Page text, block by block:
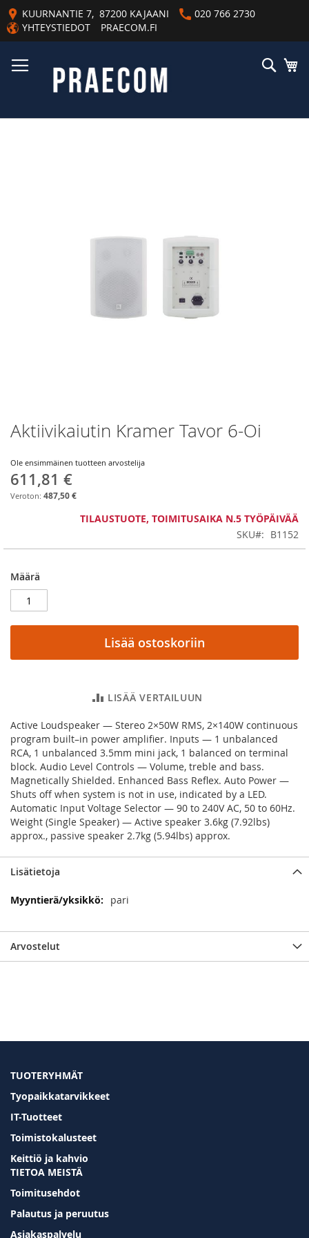
Skip
to
Content
KUURNANTIE 7, 87200 KAJAANI
020 766 2730
YHTEYSTIEDOT
PRAECOM.FI
Haku
Skip
to
beginning
of
the
Aktiivikaiutin Kramer Tavor 6-Oi
Ole ensimmäinen tuotteen arvostelija
611,81 €
487,50 €
TILAUSTUOTE, TOIMITUSAIKA N.5 TYÖPÄIVÄÄ
SKU
B1152
Määrä
Lisää ostoskoriin
LISÄÄ VERTAILUUN
Active Loudspeaker — Stereo 2×50W RMS, 2×140W continuous
program built–in power amplifier. Inputs — 1 unbalanced
RCA, 1 unbalanced 3.5mm mini jack, 1 balanced on terminal
block. Audio Level Controls — Volume, treble and bass.
Magnetically Shielded. Enhanced Bass Reflex. Auto Power —
Shuts off when system is not in use, indicated by a LED.
Automatic Input Voltage Selector — 90 to 240V AC, 50 to 60Hz.
Weight (Single Speaker) — Active speaker 3.6kg (7.92lbs)
approx., passive speaker 2.7kg (5.94lbs) approx.
Lisätietoja
Lisätietoja pari
Arvostelut
TUOTERYHMÄT
Tyopaikkatarvikkeet
IT-Tuotteet
Toimistokalusteet
Keittiö ja kahvio
TIETOA MEISTÄ
Toimitusehdot
Palautus ja peruutus
Asiakaspalvelu